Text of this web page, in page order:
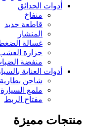
أدوات الحدائق
منفاخ
قاطعة حديد
المنشار
غسالة
جزازة
منفضة
أدوات العناية
شاحن بطارية
ملمع السيارة
مفتاح الربط
منتجات مميزة